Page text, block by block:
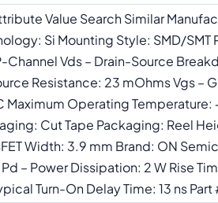
Value Search Similar
Si Mounting Style: SMD/
Channel Vds – Drain-Source
Resistance: 23 mOhms Vgs
Maximum Operating Temperature:
Cut Tape Packaging: Reel
Width: 3.9 mm Brand: ON
Pd – Power Dissipation: 2 W Rise
Turn-On Delay Time: 13 ns